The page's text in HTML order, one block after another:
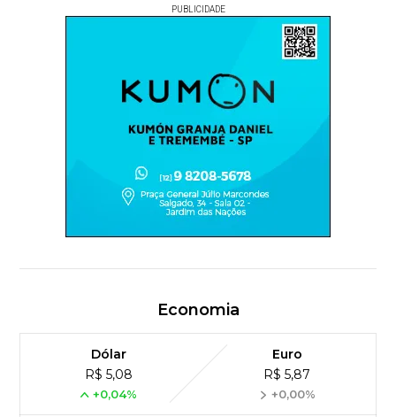
PUBLICIDADE
Economia
Dólar
R$ 5,08
+0,04%
Euro
R$ 5,87
+0,00%